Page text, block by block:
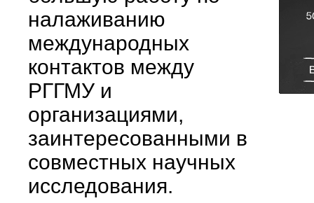
налаживанию
международных
контактов между
РГГМУ и
организациями,
заинтересованными в
совместных научных
исследования.